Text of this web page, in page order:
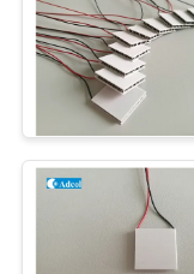
FÄLLE
SITEMAP
PRIVACY
POLICY